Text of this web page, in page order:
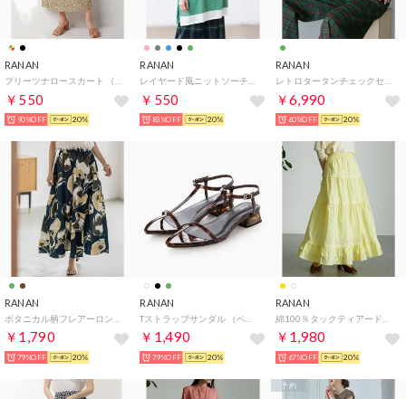
RANAN
￥550
90%OFF 20%
RANAN
￥550
83%OFF 20%
RANAN
￥6,990
60%OFF 20%
RANAN
￥1,790
79%OFF 20%
RANAN
￥1,490
79%OFF 20%
RANAN
￥1,980
67%OFF 20%
予約